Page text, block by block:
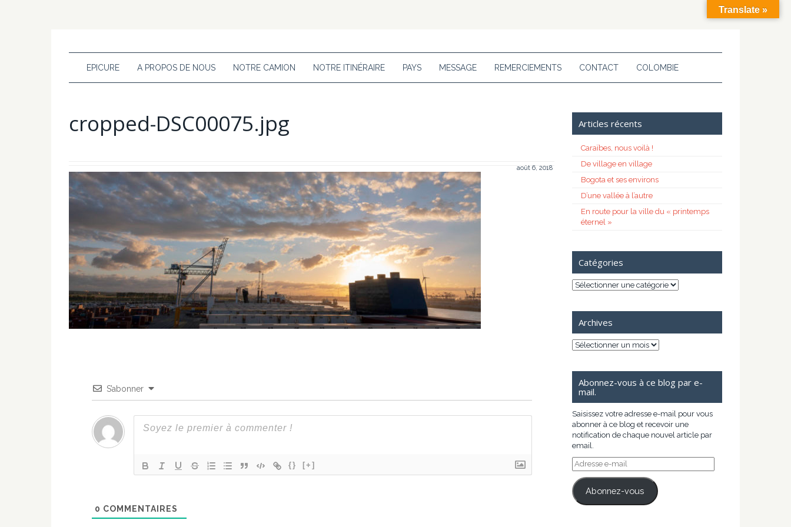
EPICURE A PROPOS DE NOUS NOTRE CAMION NOTRE ITINÉRAIRE PAYS MESSAGE REMERCIEMENTS CONTACT COLOMBIE
cropped-DSC00075.jpg
août 6, 2018
S’abonner
{} [+]
0 COMMENTAIRES
Articles récents
Caraïbes, nous voilà !
De village en village
Bogota et ses environs
D’une vallée à l’autre
En route pour la ville du « printemps
éternel »
Catégories
Catégories
Archives
Archives
Abonnez-vous à ce blog par e-
mail.
Saisissez votre adresse e-mail pour vous
abonner à ce blog et recevoir une
notification de chaque nouvel article par
email.
Adresse
e-
mail
Abonnez-vous
Translate »